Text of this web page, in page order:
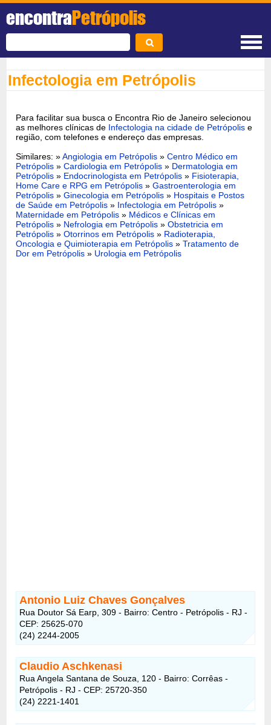
encontraPetrópolis
Infectologia em Petrópolis
Para facilitar sua busca o Encontra Rio de Janeiro selecionou
as melhores clínicas de Infectologia na cidade de Petrópolis e
região, com telefones e endereço das empresas.
Similares: »Angiologia em Petrópolis »Centro Médico em
Petrópolis »Cardiologia em Petrópolis » Dermatologia em
Petrópolis » Endocrinologista em Petrópolis » Fisioterapia,
Home Care e RPG em Petrópolis »Gastroenterologia em
Petrópolis »Ginecologia em Petrópolis » Hospitais e Postos
de Saúde em Petrópolis» Infectologia em Petrópolis »
Maternidade em Petrópolis » Médicos e Clínicas em
Petrópolis » Nefrologia em Petrópolis »Obstetricia em
Petrópolis »Otorrinos em Petrópolis » Radioterapia,
Oncologia e Quimioterapia em Petrópolis »Tratamento de
Dor em Petrópolis » Urologia em Petrópolis
Antonio Luiz Chaves Gonçalves
Rua Doutor Sá Earp, 309 - Bairro: Centro - Petrópolis - RJ -
CEP: 25625-070
(24) 2244-2005
Claudio Aschkenasi
Rua Angela Santana de Souza, 120 - Bairro: Corrêas -
Petrópolis - RJ - CEP: 25720-350
(24) 2221-1401